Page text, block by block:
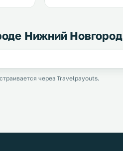
Нижний Новгород
через Travelpayouts.